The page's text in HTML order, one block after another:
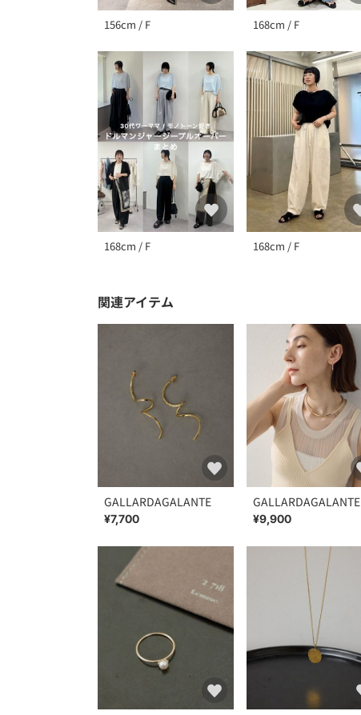
156cm / F 168cm / F
168cm / F 168cm / F
関連アイテム
GALLARDAGALANTE
¥7,700
GALLARDAGALANTE
¥9,900